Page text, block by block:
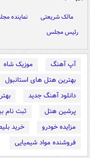
مالک شریعتی نماینده
رئیس مجلس
آپ آهنگ موزیک شاه
بهترین هتل های استانبول
دانلود آهنگ جدید
پرشین هتل
ثبت نام
مزایده خودرو
خرید
فروشنده مواد شیمیایی